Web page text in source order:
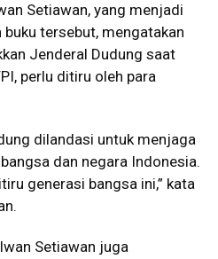
Setiawan, yang menjadi
tersebut, mengatakan
Jenderal Dudung saat
perlu ditiru oleh para
dilandasi untuk menjaga
dan negara Indonesia.
generasi bangsa ini,” kata
Setiawan juga